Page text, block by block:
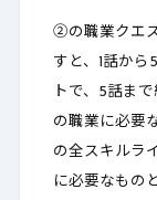
②の職業クエ
すと、1話か
トで、5話ま
の職業に必要
の全スキルラ
に必要なもの